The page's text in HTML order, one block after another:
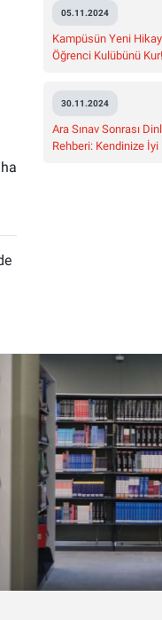
05.11.2024
Kampüsün Yeni
Öğrenci Kulübünü Kur!
30.11.2024
Ara Sınav Sonrası
Rehberi: Kendinize İyi